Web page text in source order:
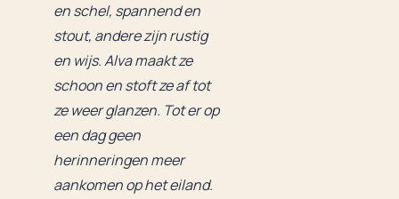
en schel, spannend en
stout, andere zijn rustig
en wijs. Alva maakt ze
schoon en stoft ze af tot
ze weer glanzen. Tot er op
een dag geen
herinneringen meer
aankomen op het eiland.